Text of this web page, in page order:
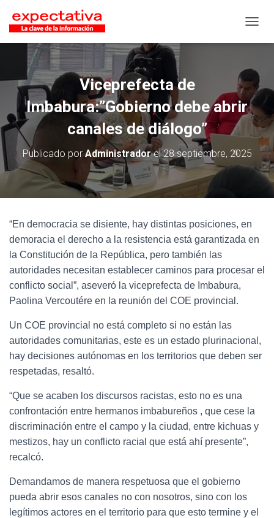
Viceprefecta de
Imbabura:”Gobierno debe abrir
canales de diálogo”
Publicado porAdministradorel28 septiembre, 2025
“En democracia se disiente, hay distintas posiciones, en
demoracia el derecho a la resistencia está garantizada en
la Constitución de la República, pero también las
autoridades necesitan establecer caminos para procesar el
conflicto social”, aseveró la viceprefecta de Imbabura,
Paolina Vercoutére en la reunión del COE provincial.
Un COE provincial no está completo si no están las
autoridades comunitarias, este es un estado plurinacional,
hay decisiones autónomas en los territorios que deben ser
respetadas, resaltó.
“Que se acaben los discursos racistas, esto no es una
confrontación entre hermanos imbabureños , que cese la
discriminación entre el campo y la ciudad, entre kichuas y
mestizos, hay un conflicto racial que está ahí presente”,
recalcó.
Demandamos de manera respetuosa que el gobierno
pueda abrir esos canales no con nosotros, sino con los
legítimos actores en el territorio para que esto termine y el